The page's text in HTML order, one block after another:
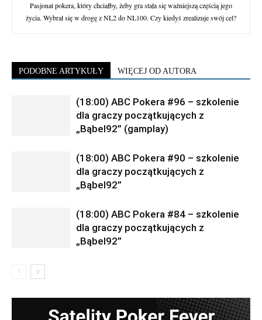
Pasjonat pokera, który chciałby, żeby gra stała się ważniejszą częścią jego
życia. Wybrał się w drogę z NL2 do NL100. Czy kiedyś zrealizuje swój cel?
PODOBNE ARTYKUŁY WIĘCEJ OD AUTORA
(18:00) ABC Pokera #96 – szkolenie
dla graczy początkujących z
„Bąbel92” (gamplay)
(18:00) ABC Pokera #90 – szkolenie
dla graczy początkujących z
„Bąbel92”
(18:00) ABC Pokera #84 – szkolenie
dla graczy początkujących z
„Bąbel92”